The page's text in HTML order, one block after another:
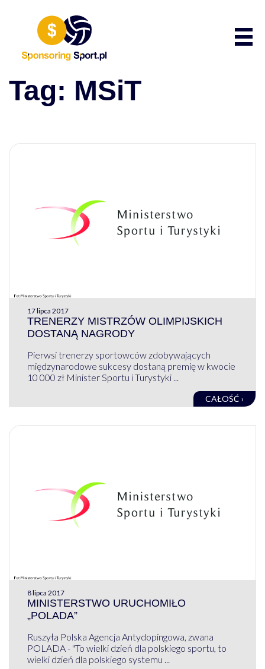
Tag: MSiT
17 lipca 2017
TRENERZY MISTRZÓW OLIMPIJSKICH
DOSTANĄ NAGRODY
Pierwsi trenerzy sportowców zdobywających
międzynarodowe sukcesy dostaną premię w kwocie
10 000 zł Minister Sportu i Turystyki ...
CAŁOŚĆ ›
8 lipca 2017
MINISTERSTWO URUCHOMIŁO
„POLADA”
Ruszyła Polska Agencja Antydopingowa, zwana
POLADA - "To wielki dzień dla polskiego sportu, to
wielki dzień dla polskiego systemu ...